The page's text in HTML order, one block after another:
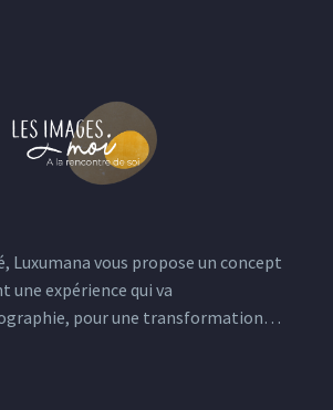
Luxumana vous propose un concept
expérience qui va
pour une transformation…